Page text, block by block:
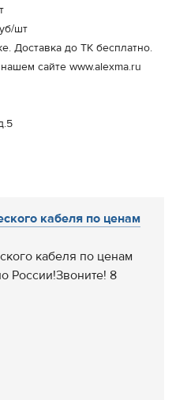
шт
Доставка до ТК бесплатно.
сайте www.alexma.ru
кабеля по ценам
кабеля по ценам
России!Звоните! 8